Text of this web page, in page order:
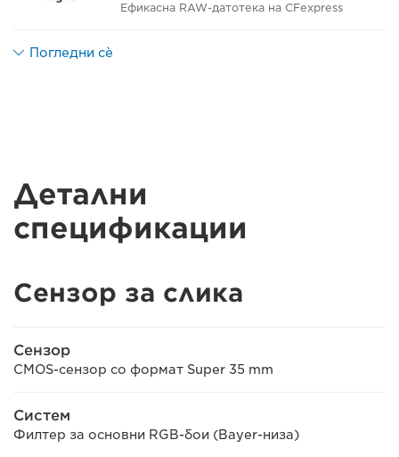
Ефикасна RAW-датотека на CFexpress
Погледни сè
Детални
спецификации
Сензор за слика
Сензор
CMOS-сензор со формат Super 35 mm
Систем
Филтер за основни RGB-бои (Bayer-низа)